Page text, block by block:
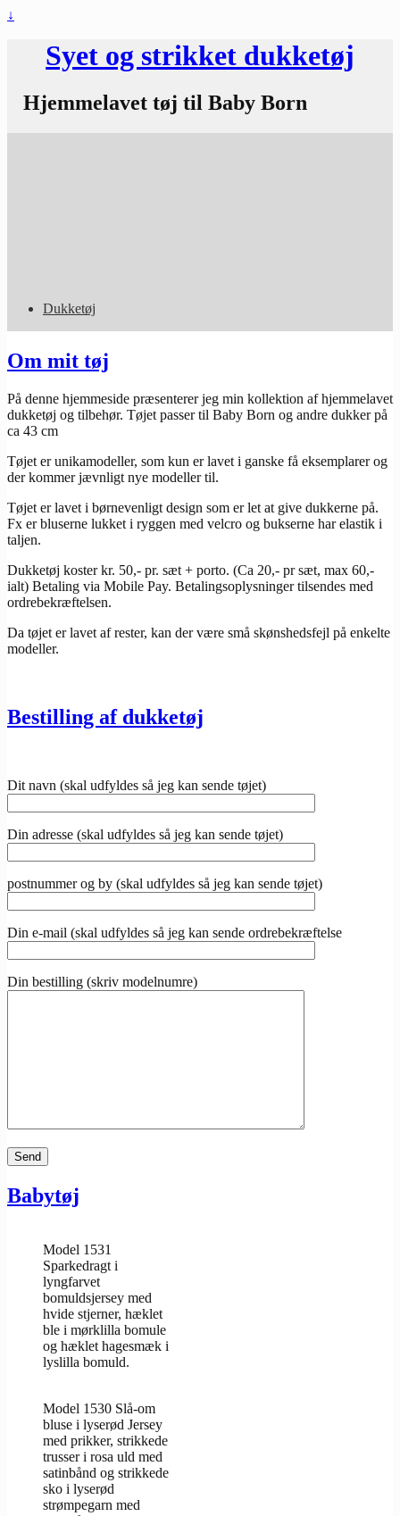
↓
Syet og strikket dukketøj
Hjemmelavet tøj til Baby Born
Dukketøj
Om mit tøj
På denne hjemmeside præsenterer jeg min kollektion af hjemmelavet
dukketøj og tilbehør. Tøjet passer til Baby Born og andre dukker på
ca 43 cm
Tøjet er unikamodeller, som kun er lavet i ganske få eksemplarer og
der kommer jævnligt nye modeller til.
Tøjet er lavet i børnevenligt design som er let at give dukkerne på.
Fx er bluserne lukket i ryggen med velcro og bukserne har elastik i
taljen.
Dukketøj koster kr. 50,- pr. sæt + porto. (Ca 20,- pr sæt, max 60,-
ialt) Betaling via Mobile Pay. Betalingsoplysninger tilsendes med
ordrebekræftelsen.
Da tøjet er lavet af rester, kan der være små skønshedsfejl på enkelte
modeller.
Bestilling af dukketøj
Dit navn (skal udfyldes så jeg kan sende tøjet)
Din adresse (skal udfyldes så jeg kan sende tøjet)
postnummer og by (skal udfyldes så jeg kan sende tøjet)
Din e-mail (skal udfyldes så jeg kan sende ordrebekræftelse
Din bestilling (skriv modelnumre)
Babytøj
Model 1531
Sparkedragt i
lyngfarvet
bomuldsjersey med
hvide stjerner, hæklet
ble i mørklilla bomule
og hæklet hagesmæk i
lyslilla bomuld.
Model 1530 Slå-om
bluse i lyserød Jersey
med prikker, strikkede
trusser i rosa uld med
satinbånd og strikkede
sko i lyserød
strømpegarn med